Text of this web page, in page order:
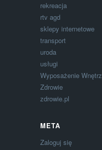
rekreacja
rtv agd
sklepy internetowe
transport
uroda
usługi
Wyposażenie Wnętrz
Zdrowie
zdrowie.pl
META
Zaloguj się